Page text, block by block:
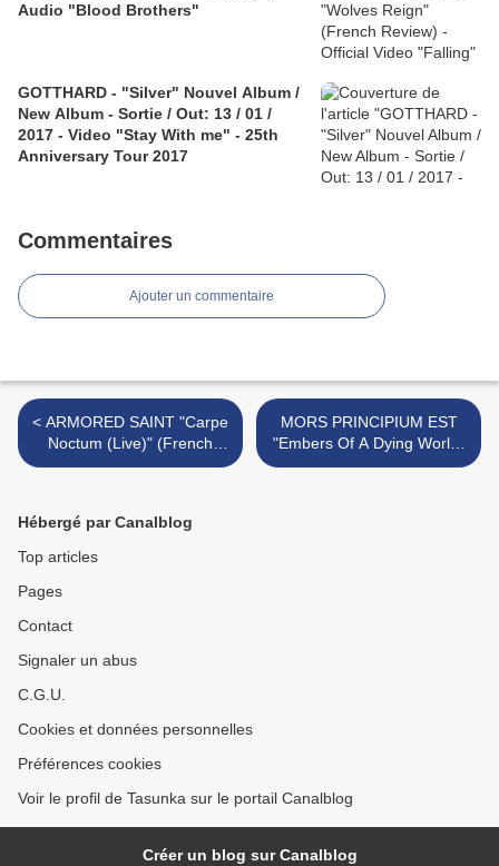
Audio "Blood Brothers"
GOTTHARD - "Silver" Nouvel Album /
New Album - Sortie / Out: 13 / 01 /
2017 - Video "Stay With me" - 25th
Anniversary Tour 2017
Commentaires
Ajouter un commentaire
< ARMORED SAINT "Carpe
Noctum (Live)" (French
Review)- Official Live
Tour
MORS PRINCIPIUM EST
"Embers Of A Dying World"
( French Review) - Live At
Hébergé par Canalblog
Top articles
Pages
Contact
Signaler un abus
C.G.U.
Cookies et données personnelles
Préférences cookies
Voir le profil de Tasunka sur le portail Canalblog
Créer un blog sur Canalblog